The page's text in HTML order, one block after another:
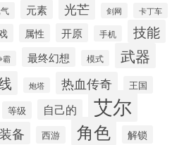
元素 光芒 剑网 卡丁车
属性 开原 手机
技能
霸 最终幻想 模式 武器
炮塔 热血传奇 王国
等级 自己的 艾尔
装备 西游 角色 解锁